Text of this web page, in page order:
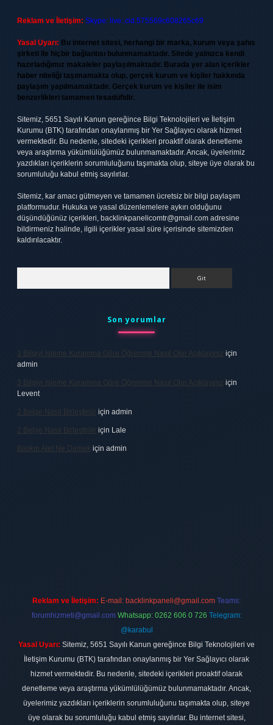
Reklam ve İletişim: Skype: live:.cid.575569c608265c69
Yasal Uyarı: Bu internet sitesi, herhangi bir marka, kurum veya şahıs
şirketi ile hiçbir bağlantısı bulunmamaktadır. Sitede yalnızca kendi
hazırladığımız makaleler paylaşılmaktadır. Burada yer alan içerikler
haber niteliği taşımamakta olup, gerçek kurum ve kişiler hakkında
paylaşım yapılmamaktadır. Gerçek kurum ve kişiler ile isim
benzerlikleri tamamen tesadüfidir.
Sitemiz, 5651 Sayılı Kanun gereğince Bilgi Teknolojileri ve İletişim
Kurumu (BTK) tarafından onaylanmış bir Yer Sağlayıcı olarak hizmet
vermektedir. Bu nedenle, sitedeki içerikleri proaktif olarak denetleme
veya araştırma yükümlülüğümüz bulunmamaktadır. Ancak, üyelerimiz
yazdıkları içeriklerin sorumluluğunu taşımakta olup, siteye üye olarak bu
sorumluluğu kabul etmiş sayılırlar.
Sitemiz, kar amacı gütmeyen ve tamamen ücretsiz bir bilgi paylaşım
platformudur. Hukuka ve yasal düzenlemelere aykırı olduğunu
düşündüğünüz içerikleri, backlinkpanelicomtr@gmail.com adresine
bildirmeniz halinde, ilgili içerikler yasal süre içerisinde sitemizden
kaldırılacaktır.
Son yorumlar
3 Bilgiyi Işleme Kuramına Göre Öğrenme Nasıl Olur Açıklayınız için
admin
3 Bilgiyi Işleme Kuramına Göre Öğrenme Nasıl Olur Açıklayınız için
Levent
2 Belge Nasıl Birleştirilir için admin
2 Belge Nasıl Birleştirilir için Lale
Baskın Alel Ne Demek için admin
Reklam ve İletişim: E-mail: backlinkpaneli@gmail.com Teams:
forumhizmeti@gmail.com Whatsapp: 0262 606 0 726 Telegram:
@karabul
Yasal Uyarı: Sitemiz, 5651 Sayılı Kanun gereğince Bilgi Teknolojileri ve
İletişim Kurumu (BTK) tarafından onaylanmış bir Yer Sağlayıcı olarak
hizmet vermektedir. Bu nedenle, sitedeki içerikleri proaktif olarak
denetleme veya araştırma yükümlülüğümüz bulunmamaktadır. Ancak,
üyelerimiz yazdıkları içeriklerin sorumluluğunu taşımakta olup, siteye
üye olarak bu sorumluluğu kabul etmiş sayılırlar. Bu internet sitesi,